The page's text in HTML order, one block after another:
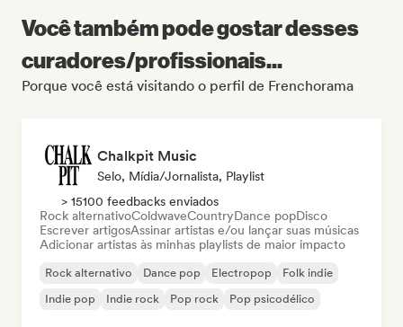
Você também pode gostar desses
curadores/profissionais...
Porque você está visitando o perfil de Frenchorama
Chalkpit Music
Selo, Mídia/Jornalista, Playlist
> 15100 feedbacks enviados
Rock alternativoColdwaveCountryDance popDisco
Escrever artigosAssinar artistas e/ou lançar suas músicas
Adicionar artistas às minhas playlists de maior impacto
Rock alternativo Dance pop Electropop
Folk indie
Indie pop
Indie rock Pop rock Pop psicodélico